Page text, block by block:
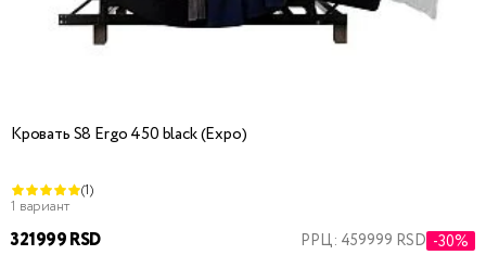
Кровать S8 Ergo 450 black (Expo)
(1)
1 вариант
321999 RSD РРЦ: 459999 RSD -30%